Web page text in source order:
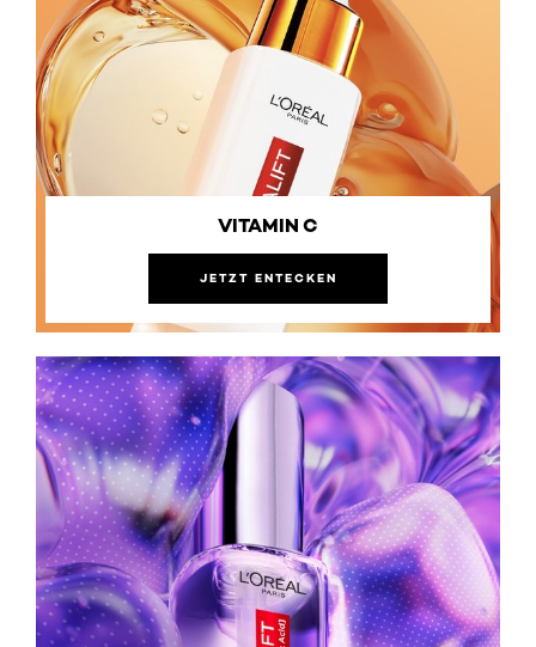
VITAMIN C
JETZT ENTECKEN